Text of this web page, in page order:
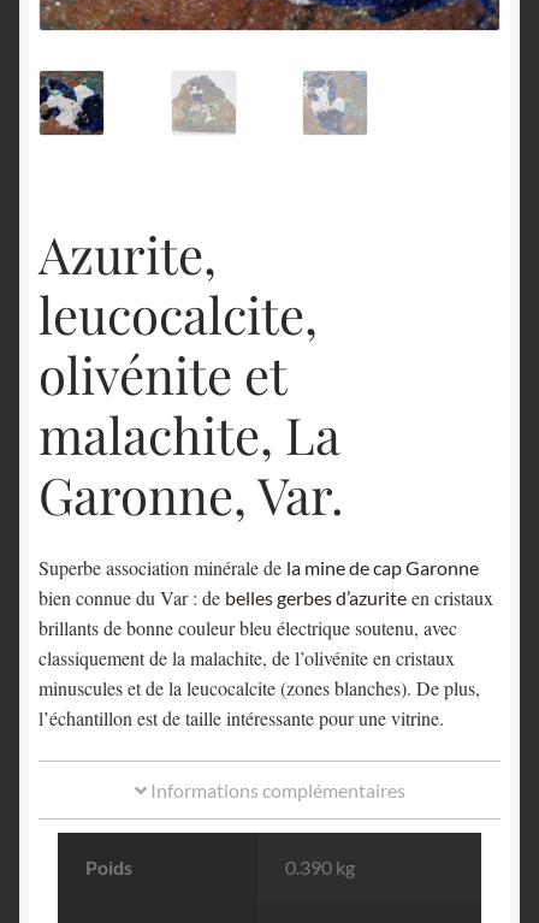
Azurite,
leucocalcite,
olivénite et
malachite, La
Garonne, Var.
Superbe association minérale de la mine de cap Garonne
bien connue du Var : de belles gerbes d’azurite en cristaux
brillants de bonne couleur bleu électrique soutenu, avec
classiquement de la malachite, de l’olivénite en cristaux
minuscules et de la leucocalcite (zones blanches). De plus,
l’échantillon est de taille intéressante pour une vitrine.
Informations complémentaires
Poids 0.390 kg